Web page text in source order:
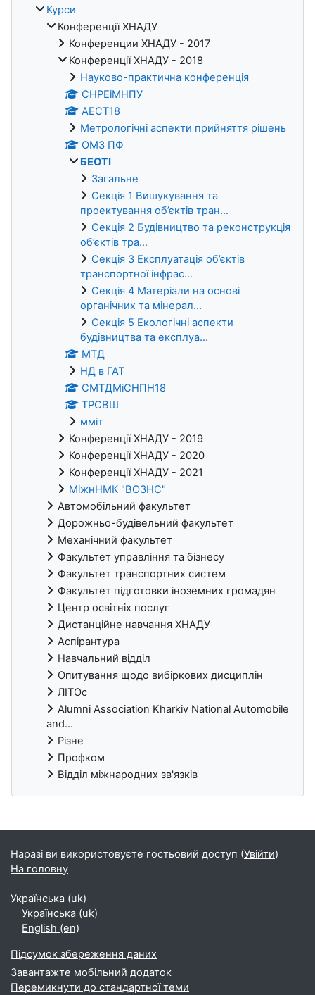
Курси
Конференції ХНАДУ
Конференции ХНАДУ - 2017
Конференції ХНАДУ - 2018
Науково-практична конференція
СНРЕіМНПУ
АЕСТ18
Метрологічні аспекти прийняття рішень
ОМЗ ПФ
БЕОТІ
Загальне
Секція 1 Вишукування та
проектування об’єктів тран...
Секція 2 Будівництво та реконструкція
об’єктів тра...
Секція 3 Експлуатація об’єктів
транспортної інфрас...
Секція 4 Матеріали на основі
органічних та мінерал...
Секція 5 Екологічні аспекти
будівництва та експлуа...
МТД
НД в ГАТ
СМТДМіСНПН18
ТРСВШ
мміт
Конференції ХНАДУ - 2019
Конференції ХНАДУ - 2020
Конференції ХНАДУ - 2021
МіжнНМК "ВОЗНС"
Автомобільний факультет
Дорожньо-будівельний факультет
Механічний факультет
Факультет управління та бізнесу
Факультет транспортних систем
Факультет підготовки іноземних громадян
Центр освітніх послуг
Дистанційне навчання ХНАДУ
Аспірантура
Навчальний відділ
Опитування щодо вибіркових дисциплін
ЛІТОс
Alumni Association Kharkiv National Automobile
and...
Різне
Профком
Відділ міжнародних зв'язків
Блоки
Наразі ви використовуєте гостьовий доступ (Увійти)
На головну
Українська ‎(uk)‎
Українська ‎(uk)‎
English ‎(en)‎
Підсумок збереження даних
Завантажте мобільний додаток
Перемикнути до стандартної теми